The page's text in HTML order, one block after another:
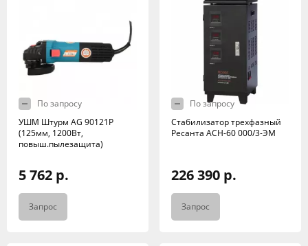
По запросу
УШМ Штурм АG 90121P
(125мм, 1200Вт,
повыш.пылезащита)
5 762 р.
Запрос
По запросу
Стабилизатор трехфазный
Ресанта АСН-60 000/3-ЭМ
226 390 р.
Запрос